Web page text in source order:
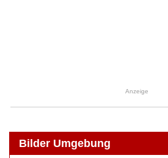
Anzeige
Bilder Umgebung